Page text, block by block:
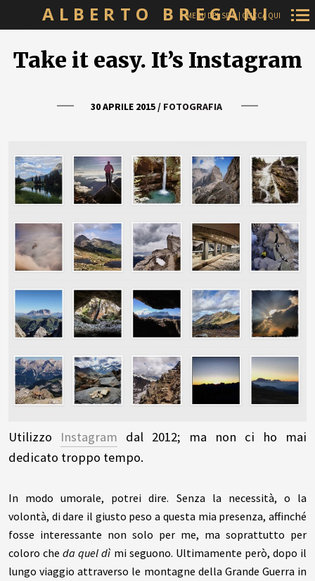
principale
ALBERTO BREGANI
MENU DEL SITO | CLICCA QUI
Take it easy. It’s Instagram
30 APRILE 2015 / FOTOGRAFIA
Utilizzo Instagram dal 2012; ma non ci ho mai
dedicato troppo tempo.
In modo umorale, potrei dire. Senza la necessità, o la
volontà, di dare il giusto peso a questa mia presenza, affinché
fosse interessante non solo per me, ma soprattutto per
coloro cheda quel dì mi seguono. Ultimamente però, dopo il
lungo viaggio attraverso le montagne della Grande Guerra in